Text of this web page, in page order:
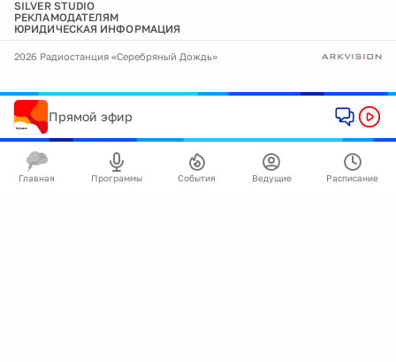
SILVER STUDIO
РЕКЛАМОДАТЕЛЯМ
ЮРИДИЧЕСКАЯ ИНФОРМАЦИЯ
2026 Радиостанция «Серебряный Дождь»
Прямой эфир
Главная Программы События Ведущие Расписание